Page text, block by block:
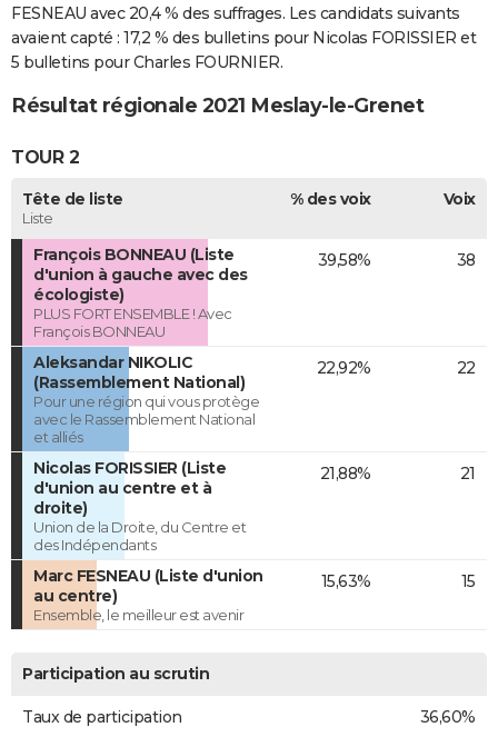
FESNEAU avec 20,4 % des suffrages. Les candidats suivants
avaient capté : 17,2 % des bulletins pour Nicolas FORISSIER et
5 bulletins pour Charles FOURNIER.
Résultat régionale 2021 Meslay-le-Grenet
TOUR 2
Tête de liste
Liste
% des voix Voix
François BONNEAU (Liste
d'union à gauche avec des
écologiste)
PLUS FORT ENSEMBLE ! Avec
François BONNEAU
39,58% 38
Aleksandar NIKOLIC
(Rassemblement National)
Pour une région qui vous protège
avec le Rassemblement National
et alliés
22,92% 22
Nicolas FORISSIER (Liste
d'union au centre et à
droite)
Union de la Droite, du Centre et
des Indépendants
21,88% 21
Marc FESNEAU (Liste d'union
au centre)
Ensemble, le meilleur est avenir
15,63% 15
Participation au scrutin
Taux de participation 36,60%